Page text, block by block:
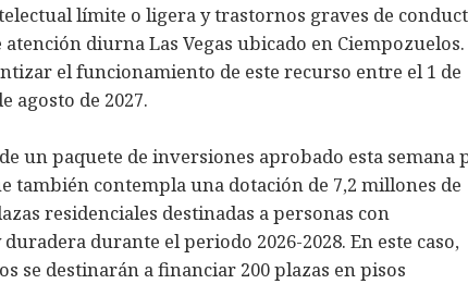
límite o ligera y trastornos graves de
diurna Las Vegas ubicado en Ciempozuelos.
el funcionamiento de este recurso entre el 1 de
agosto de 2027.
un paquete de inversiones aprobado esta semana
también contempla una dotación de 7,2 millones de
residenciales destinadas a personas con
durante el periodo 2026-2028. En este caso,
se destinarán a financiar 200 plazas en pisos